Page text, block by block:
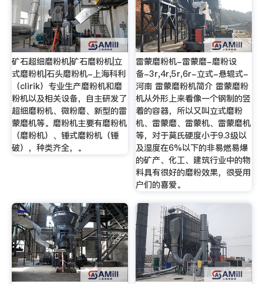
矿石超细磨粉机|矿石磨粉机|立
式磨粉机|石头磨粉机-上海科利
（clirik）专业生产磨粉机和磨
粉机以及相关设备，自主研发了
超细磨粉机、微粉磨、新型的雷
蒙磨机等。磨粉机主要有磨粉机
（磨粉机）、锤式磨粉机（锤
破），种类齐全，。
雷蒙磨粉机-雷蒙磨-磨粉设
备-3r,4r,5r,6r-立式-悬辊式-
河南 雷蒙磨粉机简介 雷蒙磨粉
机从外形上来看像一个钢制的竖
着的容器，所以又叫立式磨粉
机、雷蒙磨、雷蒙机、雷蒙磨机
等，对于莫氏硬度小于9.3级以
及湿度在6%以下的非易燃易爆
的矿产、化工、建筑行业中的物
料具有很好的磨粉效果，很受用
户们的喜爱。